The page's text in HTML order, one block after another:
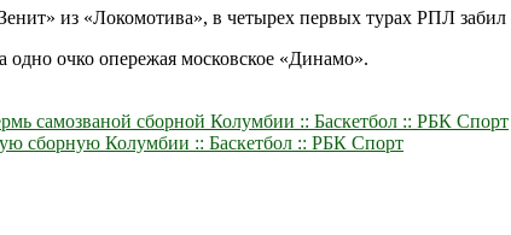
из «Локомотива», в четырех первых турах РПЛ забил
одно очко опережая московское «Динамо».
самозваной сборной Колумбии :: Баскетбол :: РБК Спорт
сборную Колумбии :: Баскетбол :: РБК Спорт